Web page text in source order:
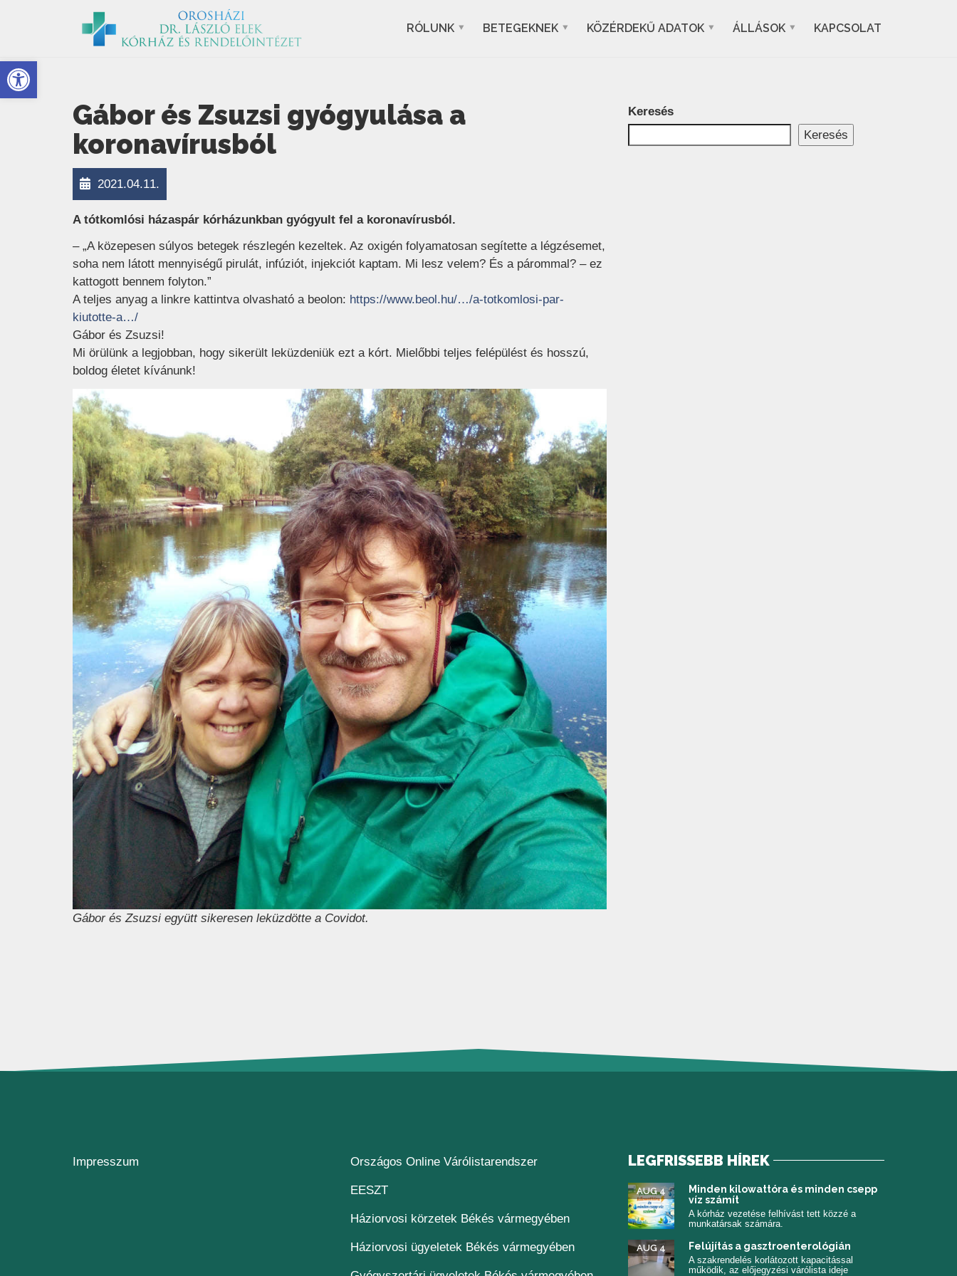
Eszköztár megnyitása
RÓLUNK BETEGEKNEK KÖZÉRDEKŰ ADATOK ÁLLÁSOK KAPCSOLAT
Gábor és Zsuzsi gyógyulása a
koronavírusból
2021.04.11.
A tótkomlósi házaspár kórházunkban gyógyult fel a koronavírusból.
– „A közepesen súlyos betegek részlegén kezeltek. Az oxigén folyamatosan segítette a légzésemet,
soha nem látott mennyiségű pirulát, infúziót, injekciót kaptam. Mi lesz velem? És a párommal? – ez
kattogott bennem folyton.”
A teljes anyag a linkre kattintva olvasható a beolon: https://www.beol.hu/…/a-totkomlosi-par-
kiutotte-a…/(új ablakban nyílik meg)
Gábor és Zsuzsi!
Mi örülünk a legjobban, hogy sikerült leküzdeniük ezt a kórt. Mielőbbi teljes felépülést és hosszú,
boldog életet kívánunk!
Gábor és Zsuzsi együtt sikeresen leküzdötte a Covidot.
Keresés
Keresés
Impresszum Országos Online Várólistarendszer(új ablakban nyílik meg)
EESZT(új ablakban nyílik meg)
Háziorvosi körzetek Békés vármegyében
Háziorvosi ügyeletek Békés vármegyében
LEGFRISSEBB HÍREK
Minden kilowattóra és minden csepp
víz számít
AUG 4
A kórház vezetése felhívást tett közzé a
munkatársak számára.
Felújítás a gasztroenterológián
AUG 4
A szakrendelés korlátozott kapacitással
működik, az előjegyzési várólista ideje